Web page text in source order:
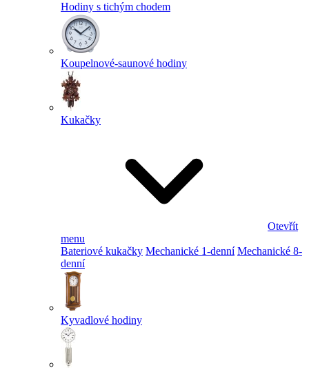
Hodiny s tichým chodem
Koupelnové-saunové hodiny
Kukačky
Otevřít
menu
Bateriové kukačky Mechanické 1-denní Mechanické 8-
denní
Kyvadlové hodiny